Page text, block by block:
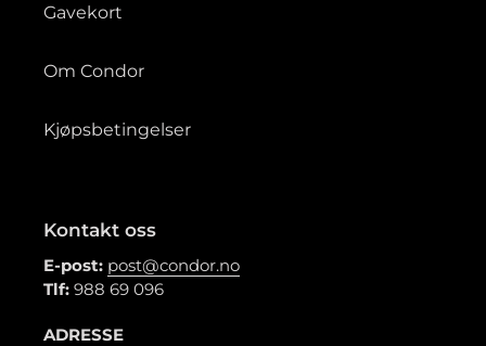
Gavekort
Om Condor
Kjøpsbetingelser
Kontakt oss
E-post: post@condor.no
Tlf: 988 69 096
ADRESSE